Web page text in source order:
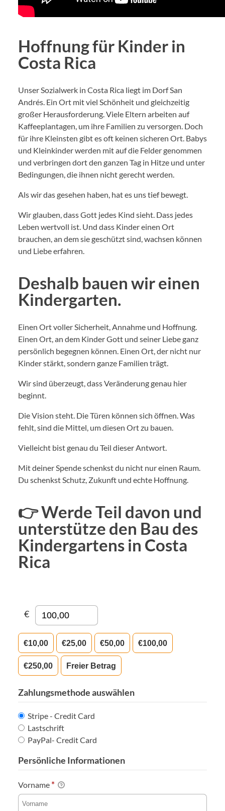
Hoffnung für Kinder in
Costa Rica
Unser Sozialwerk in Costa Rica liegt im Dorf San
Andrés. Ein Ort mit viel Schönheit und gleichzeitig
großer Herausforderung. Viele Eltern arbeiten auf
Kaffeeplantagen, um ihre Familien zu versorgen. Doch
für ihre Kleinsten gibt es oft keinen sicheren Ort. Babys
und Kleinkinder werden mit auf die Felder genommen
und verbringen dort den ganzen Tag in Hitze und unter
Bedingungen, die ihnen nicht gerecht werden.
Als wir das gesehen haben, hat es uns tief bewegt.
Wir glauben, dass Gott jedes Kind sieht. Dass jedes
Leben wertvoll ist. Und dass Kinder einen Ort
brauchen, an dem sie geschützt sind, wachsen können
und Liebe erfahren.
Deshalb bauen wir einen
Kindergarten.
Einen Ort voller Sicherheit, Annahme und Hoffnung.
Einen Ort, an dem Kinder Gott und seiner Liebe ganz
persönlich begegnen können. Einen Ort, der nicht nur
Kinder stärkt, sondern ganze Familien trägt.
Wir sind überzeugt, dass Veränderung genau hier
beginnt.
Die Vision steht. Die Türen können sich öffnen. Was
fehlt, sind die Mittel, um diesen Ort zu bauen.
Vielleicht bist genau du Teil dieser Antwort.
Mit deiner Spende schenkst du nicht nur einen Raum.
Du schenkst Schutz, Zukunft und echte Hoffnung.
👉 Werde Teil davon und
unterstütze den Bau des
Kindergartens in Costa
Rica
€
€10,00 €25,00 €50,00 €100,00
€250,00 Freier Betrag
Zahlungsmethode auswählen
Stripe - Credit Card
Lastschrift
PayPal- Credit Card
Persönliche Informationen
Vorname *